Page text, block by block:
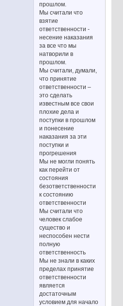
прошлом.
Мы считали что
взятие
ответственности -
несение наказания
за все что мы
натворили в
прошлом.
Мы считали, думали,
что принятие
ответственности –
это сделать
известным все свои
плохие дела и
поступки в прошлом
и понесение
наказания за эти
поступки и
прогрешения
Мы не могли понять
как перейти от
состояния
безответственности
к состоянию
ответственности
Мы считали что
человек слабое
существо и
неспособен нести
полную
ответственность
Мы не знали в каких
пределах принятие
ответственности
является
достаточным
условием для начало